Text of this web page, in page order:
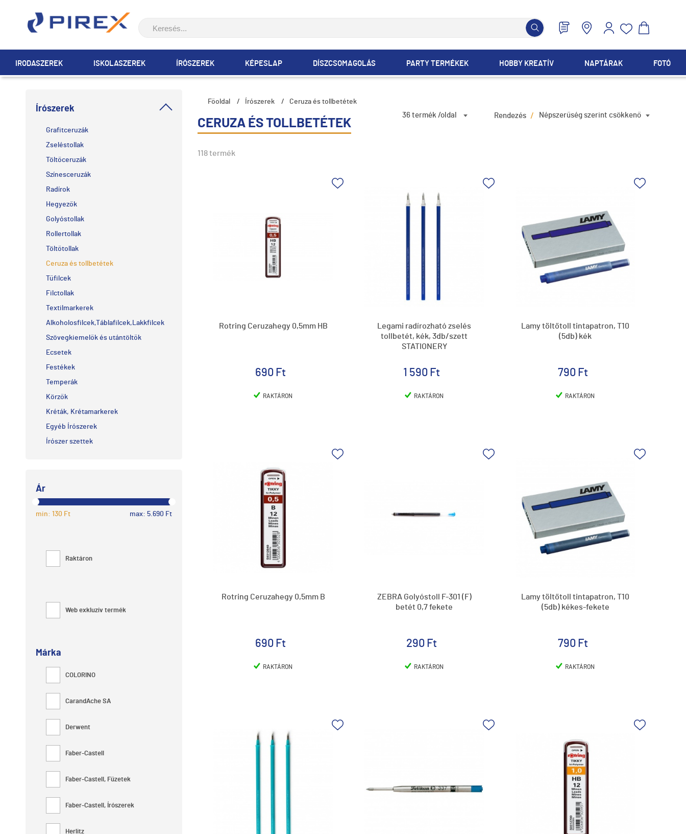
IRODASZEREK ISKOLASZEREK ÍRÓSZEREK KÉPESLAP DÍSZCSOMAGOLÁS PARTY TERMÉKEK HOBBY KREATÍV NAPTÁRAK FOTÓ
Írószerek
Grafitceruzák
Zseléstollak
Töltőceruzák
Színesceruzák
Radírok
Hegyezők
Golyóstollak
Rollertollak
Töltőtollak
Ceruza és tollbetétek
Tűfilcek
Filctollak
Textilmarkerek
Alkoholosfilcek,Táblafilcek,Lakkfilcek
Szövegkiemelők és utántöltők
Ecsetek
Festékek
Temperák
Körzők
Kréták, Krétamarkerek
Egyéb Írószerek
Írószer szettek
Ár
min: 130 Ft max: 5.690 Ft
Raktáron
Web exkluzív termék
Márka
COLORINO
CarandAche SA
Derwent
Faber-Castell
Faber-Castell, Füzetek
Faber-Castell, Írószerek
Herlitz
Főoldal / Írószerek / Ceruza és tollbetétek
CERUZA ÉS TOLLBETÉTEK
Népszerűség szerint csökkenő
Rendezés /
36 termék /oldal
118 termék
Rotring Ceruzahegy 0,5mm HB
690 Ft
RAKTÁRON
Legami radírozható zselés
tollbetét, kék, 3db/szett
STATIONERY
1 590 Ft
RAKTÁRON
Lamy töltőtoll tintapatron, T10
(5db) kék
790 Ft
RAKTÁRON
Rotring Ceruzahegy 0,5mm B
690 Ft
RAKTÁRON
ZEBRA Golyóstoll F-301 (F)
betét 0,7 fekete
290 Ft
RAKTÁRON
Lamy töltőtoll tintapatron, T10
(5db) kékes-fekete
790 Ft
RAKTÁRON